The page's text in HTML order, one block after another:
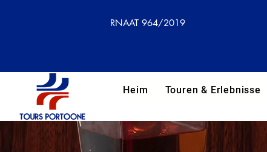
RNAAT 964/2019
Heim Touren & Erlebnisse